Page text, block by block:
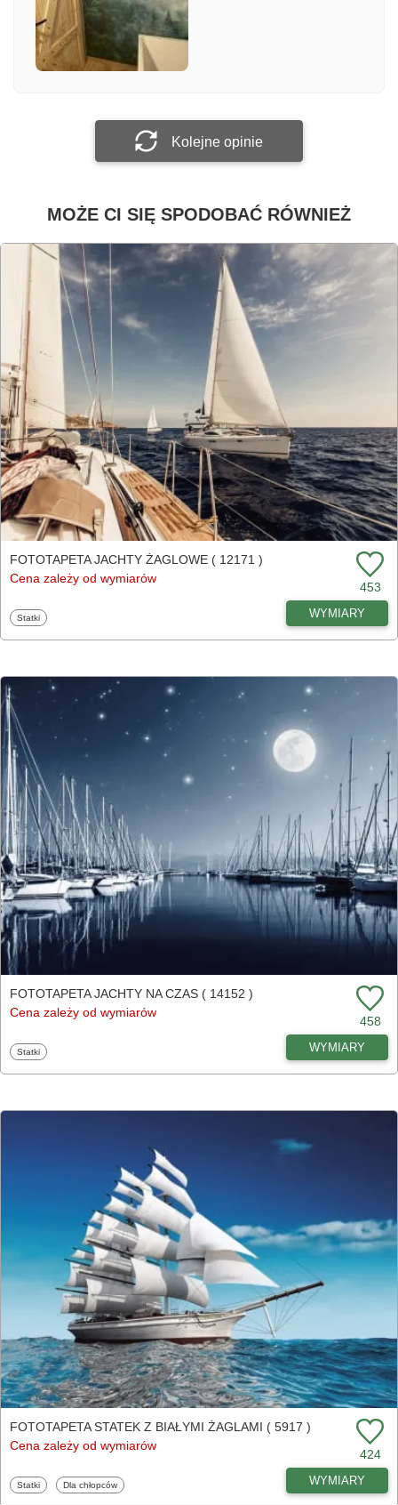
Załącz zdjęcie
Kolejne opinie
MOŻE CI SIĘ SPODOBAĆ RÓWNIEŻ
FOTOTAPETA JACHTY ŻAGLOWE ( 12171 )
Cena zależy od wymiarów
453
Fototapety
Statki WYMIARY
FOTOTAPETA JACHTY NA CZAS ( 14152 )
Cena zależy od wymiarów
458
Fototapety
Statki WYMIARY
FOTOTAPETA STATEK Z BIAŁYMI ŻAGLAMI ( 5917 )
Cena zależy od wymiarów
424
Fototapety
Statki Fototapety
Dla chłopców WYMIARY